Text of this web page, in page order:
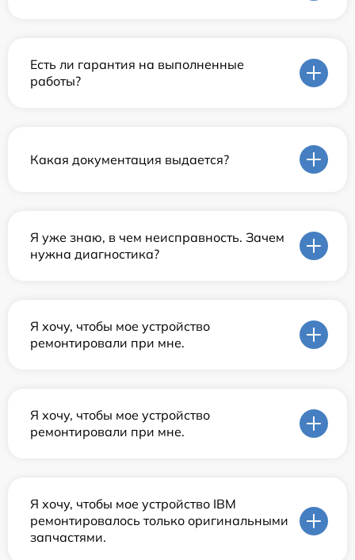
Есть ли гарантия на выполненные
работы?
Какая документация выдается?
Я уже знаю, в чем неисправность. Зачем
нужна диагностика?
Я хочу, чтобы мое устройство
ремонтировали при мне.
Я хочу, чтобы мое устройство
ремонтировали при мне.
Я хочу, чтобы мое устройство IBM
ремонтировалось только оригинальными
запчастями.